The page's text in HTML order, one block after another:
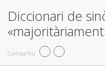
Diccionari de
Compartiu